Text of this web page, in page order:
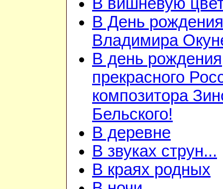
В вишнёвую
В День рождения
Владимира
В день рождения
прекрасного
композитора
Бельского!
В деревне
В звуках струн...
В краях родных